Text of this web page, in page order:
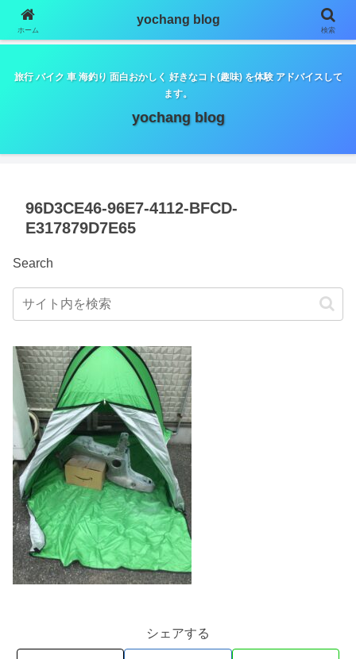
google.com, pub-5798179889932653, DIRECT,
f08c47fec0942fa0
旅行 バイク 車 海釣り 面白おかしく 好きなコト(趣味) を体験 アドバイスして
ます。
yochang blog
96D3CE46-96E7-4112-BFCD-
E317879D7E65
Search
シェアする
ホーム
yochang blog
検索